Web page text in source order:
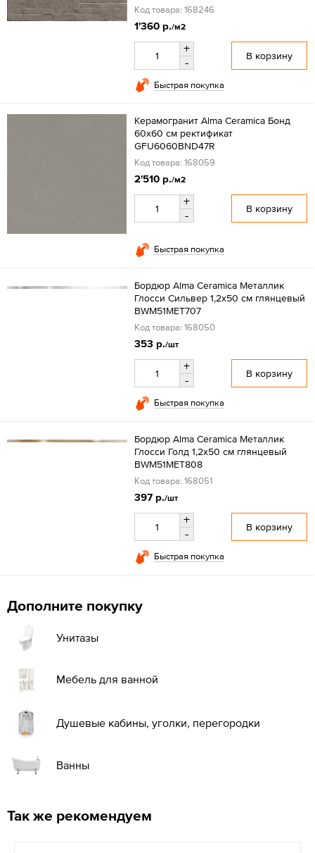
Код товара: 168246
1'360 р./м2
+
-
В корзину
Быстрая покупка
Керамогранит Alma Ceramica Бонд
60x60 см ректификат
GFU6060BND47R
Код товара: 168059
2'510 р./м2
+
-
В корзину
Быстрая покупка
Бордюр Alma Ceramica Металлик
Глосси Сильвер 1,2x50 см глянцевый
BWM51MET707
Код товара: 168050
353 р./шт
+
-
В корзину
Быстрая покупка
Бордюр Alma Ceramica Металлик
Глосси Голд 1,2x50 см глянцевый
BWM51MET808
Код товара: 168051
397 р./шт
+
-
В корзину
Быстрая покупка
Дополните покупку
Унитазы
Мебель для ванной
Душевые кабины, уголки, перегородки
Ванны
Так же рекомендуем